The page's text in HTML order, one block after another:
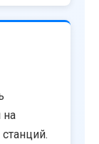
на